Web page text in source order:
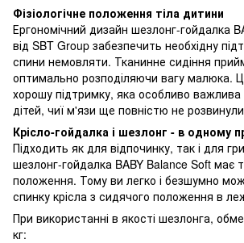
Фізіологічне положення тіла дитини
Ергономічний дизайн шезлонг-гойдалка
від SBT Group забезпечить необхідну
спини немовляти. Тканинне сидіння
оптимально розподіляючи вагу малюка.
хорошу підтримку, яка особливо
дітей, чиї м'язи ще повністю не
Крісло-гойдалка і шезлонг - в одному
Підходить як для відпочинку, так і для
шезлонг-гойдалка BABY Balance Soft має
положення. Тому ви легко і безшумно
спинку крісла з сидячого положення в
При використанні в якості шезлонга,
кг: